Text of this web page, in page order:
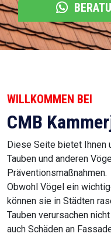
WILLKOMMEN BEI
CMB
Diese Seite bietet Ihnen
Tauben und anderen
Präventionsmaßnahmen.
Obwohl Vögel ein
können sie in Städten
Tauben verursachen
auch Schäden an